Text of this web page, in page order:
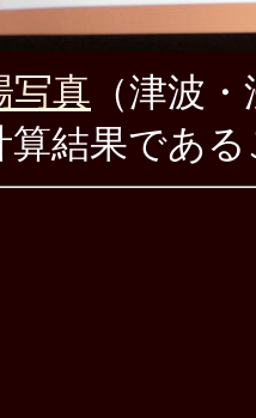
写真 （津波
算結果であ